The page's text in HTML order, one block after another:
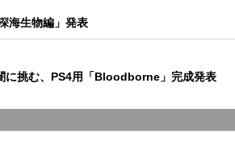
海生物編」発表
に挑む、PS4用「Bloodborne」完成発表